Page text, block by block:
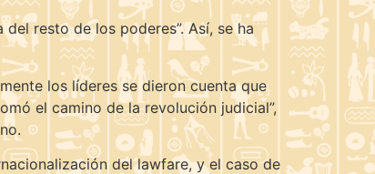
resto de los poderes”. Así, se ha
los líderes se dieron cuenta que
el camino de la revolución judicial”,
del lawfare, y el caso de